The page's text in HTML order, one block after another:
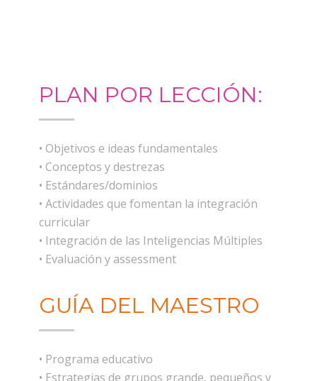
PLAN POR LECCIÓN:
• Objetivos e ideas fundamentales
• Conceptos y destrezas
• Estándares/dominios
• Actividades que fomentan la integración
curricular
• Integración de las Inteligencias Múltiples
• Evaluación y assessment
GUÍA DEL MAESTRO
• Programa educativo
• Estrategias de grupos grande, pequeños y